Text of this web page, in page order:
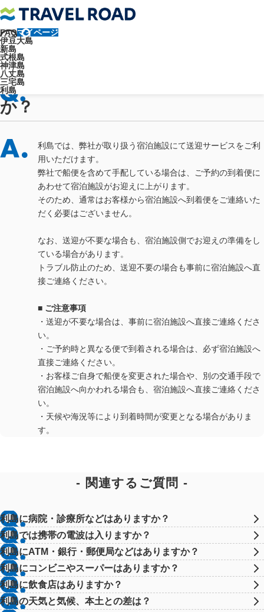
FAQマイページ
伊豆大島
新島
式根島
神津島
八丈島
三宅島
利島
トラベルロード
利島では宿への送迎はありますか？
利島では宿への送迎はあります
か？
利島では、弊社が取り扱う宿泊施設にて送迎サービスをご利
用いただけます。
弊社で船便を含めて手配している場合は、ご予約の到着便に
あわせて宿泊施設がお迎えに上がります。
そのため、通常はお客様から宿泊施設へ到着便をご連絡いた
だく必要はございません。
なお、送迎が不要な場合も、宿泊施設側でお迎えの準備をし
ている場合があります。
トラブル防止のため、送迎不要の場合も事前に宿泊施設へ直
接ご連絡ください。
■ ご注意事項
・送迎が不要な場合は、事前に宿泊施設へ直接ご連絡くださ
い。
・ご予約時と異なる便で到着される場合は、必ず宿泊施設へ
直接ご連絡ください。
・お客様ご自身で船便を変更された場合や、別の交通手段で
宿泊施設へ向かわれる場合も、宿泊施設へ直接ご連絡くださ
い。
・天候や海況等により到着時間が変更となる場合がありま
す。
関連するご質問
利島に病院・診療所などはありますか？
利島では携帯の電波は入りますか？
利島にATM・銀行・郵便局などはありますか？
利島にコンビニやスーパーはありますか？
利島に飲食店はありますか？
利島の天気と気候、本土との差は？